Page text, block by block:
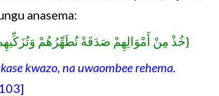
anasema:
{خُذْ مِنْ أَمْوَالِهِمْ صَدَقَةً تُطَهِّرُهُمْ
kwazo, na uwaombee rehema.